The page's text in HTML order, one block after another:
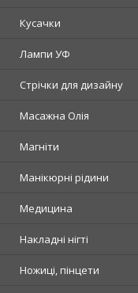
Кусачки
Лампи УФ
Стрічки для дизайну
Масажна Олія
Магніти
Манікюрні рідини
Медицина
Накладні нігті
Ножиці, пінцети